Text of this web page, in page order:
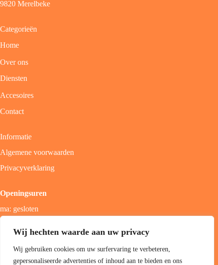
Wij hechten waarde aan uw privacy
Wij gebruiken cookies om uw surfervaring te verbeteren,
gepersonaliseerde advertenties of inhoud aan te bieden en ons
9820 Merelbeke
Categorieën
Home
Over ons
Diensten
Accesoires
Contact
Informatie
Algemene voorwaarden
Privacyverklaring
Openingsuren
ma: gesloten
zon; gesloten